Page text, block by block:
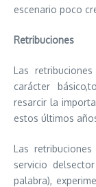
escenario poco
Retribuciones
Las
carácter
resarcir la
estos últimos
Las
servicio
palabra),